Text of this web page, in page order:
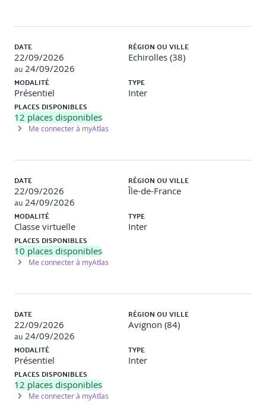
1 - Top 10 OWASP - Les vulnérabilités d'une
application web partie 1 - Contenu digital learning
pré-formation
Introduction.
Manque de contrôle d'accès.
Mauvaise configuration de sécurité.
Cross-Site Scripting (XSS).
connues.
Manque de log et de monitoring.
Activités digitales
Dans cette formation en ligne, vous
découvrirez les 6 dernières vulnérabilités du Top 10 OWASP,
les principes de sécurité à connaître pour les prévenir, les
techniques utilisées par les hackers pour les exploiter, ainsi
que les bonnes pratiques et contre-mesures à mettre en
place pour protéger vos applications web.
2 - Sécurité informatique, concepts essentiels et
techniques de protection pour l'utilisateur -
Contenu digital learning pré-formation
Concepts de sécurité.
Logiciels malveillants.
Sécurité réseau.
Utilisation sécurisée du Web.
Utilisation sécurisée de la messagerie.
Gestion de la sécurité des données.
DATE
22/09/2026
au 24/09/2026
RÉGION OU VILLE
Echirolles (38)
MODALITÉ
Présentiel
TYPE
Inter
PLACES DISPONIBLES
12 places disponibles
Me connecter à myAtlas
DATE
22/09/2026
au 24/09/2026
RÉGION OU VILLE
Île-de-France
MODALITÉ
Classe virtuelle
TYPE
Inter
PLACES DISPONIBLES
10 places disponibles
Me connecter à myAtlas
DATE
22/09/2026
au 24/09/2026
RÉGION OU VILLE
Avignon (84)
MODALITÉ
Présentiel
TYPE
Inter
PLACES DISPONIBLES
12 places disponibles
Me connecter à myAtlas